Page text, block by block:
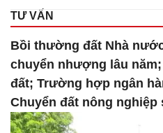
TƯ VẤN
Bồi thường đất Nhà
chuyển nhượng lâu
đất; Trường hợp ngân
Chuyển đất nông nghiệp